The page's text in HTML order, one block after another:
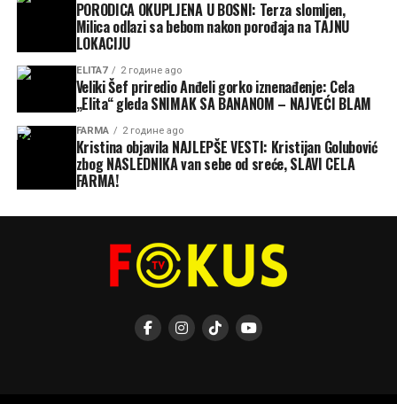
PORODICA OKUPLJENA U BOSNI: Terza slomljen,
Milica odlazi sa bebom nakon porođaja na TAJNU
LOKACIJU
ELITA7 2 године ago
Veliki Šef priredio Anđeli gorko iznenađenje: Cela
„Elita“ gleda SNIMAK SA BANANOM – NAJVEĆI BLAM
FARMA 2 године ago
Kristina objavila NAJLEPŠE VESTI: Kristijan Golubović
zbog NASLEDNIKA van sebe od sreće, SLAVI CELA
FARMA!